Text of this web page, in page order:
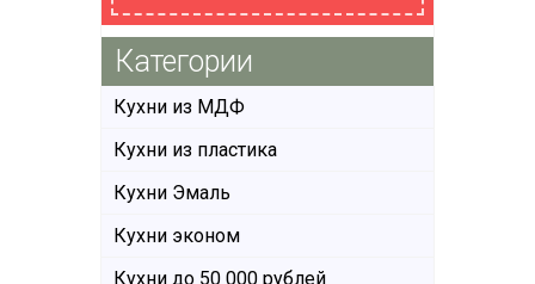
Категории
Кухни из МДФ
Кухни из пластика
Кухни Эмаль
Кухни эконом
Кухни до 50 000 рублей